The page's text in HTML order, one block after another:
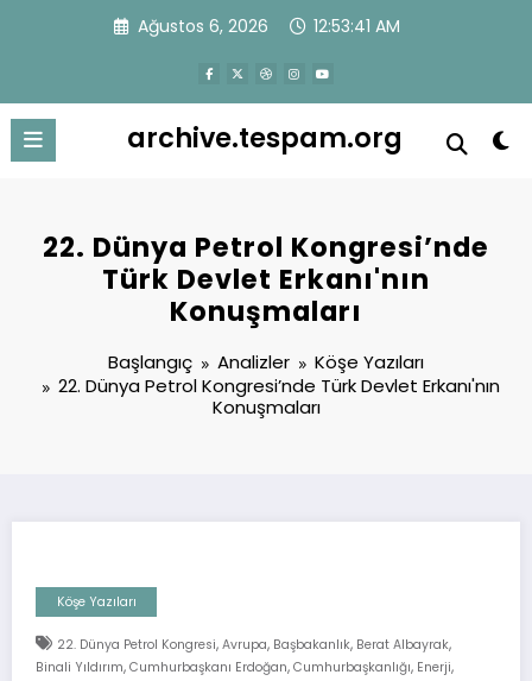
Ağustos 6, 2026 12:53:42 AM
archive.tespam.org
22. Dünya Petrol Kongresi’nde
Türk Devlet Erkanı'nın
Konuşmaları
Başlangıç Analizler
Köşe Yazıları
22. Dünya Petrol Kongresi’nde Türk Devlet Erkanı'nın
Konuşmaları
Köşe Yazıları
22. Dünya Petrol Kongresi, Avrupa, Başbakanlık, Berat Albayrak,
Binali Yıldırım, Cumhurbaşkanı Erdoğan, Cumhurbaşkanlığı, Enerji,